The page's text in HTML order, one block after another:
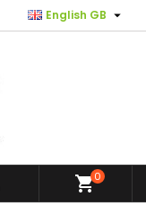
English GB 
shopping_cart0